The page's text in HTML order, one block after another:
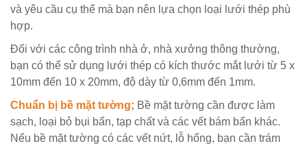
và yêu cầu cụ thể mà bạn nên lựa chọn loại lưới thép phù
hợp.
Đối với các công trình nhà ở, nhà xưởng thông thường,
bạn có thể sử dụng lưới thép có kích thước mắt lưới từ 5 x
10mm đến 10 x 20mm, độ dày từ 0,6mm đến 1mm.
Chuẩn bị bề mặt tường; Bề mặt tường cần được làm
sạch, loại bỏ bụi bẩn, tạp chất và các vết bám bẩn khác.
Nếu bề mặt tường có các vết nứt, lỗ hổng, bạn cần trám